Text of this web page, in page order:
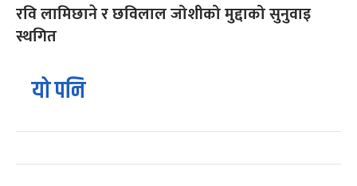
रवि लामिछाने र छविलाल जोशीको मुद्दाको सुनुवाइ
स्थगित
यो पनि